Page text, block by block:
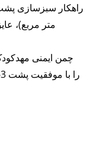
متر مربع)، عایق